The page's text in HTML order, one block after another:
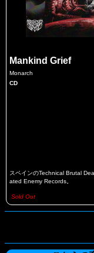
Mankind Grief
Monarch
CD
スペインのTechnical Brutal
ated Enemy Records。
Sold Out